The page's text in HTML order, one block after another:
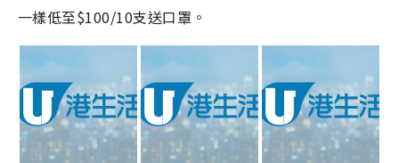
一樣低至$100/10支送口罩。